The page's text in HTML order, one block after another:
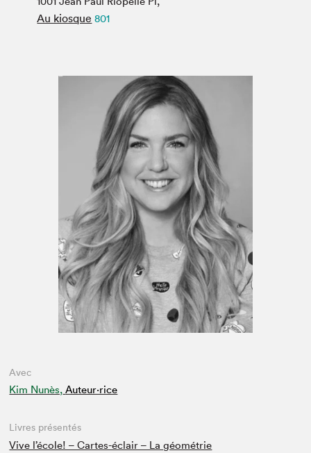
Espace médias
Au kiosque 801
Avec
Kim Nunès, Auteur·rice
Livres présentés
Vive l’école! – Cartes-éclair – La géométrie